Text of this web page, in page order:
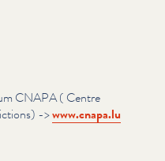
CNAPA ( Centre
->www​.cnapa​.lu